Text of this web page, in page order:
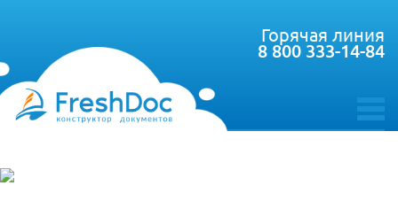
toggle
Горячая линия
8 800 333-14-84